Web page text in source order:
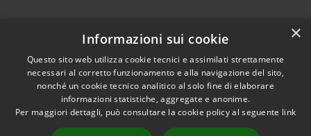
RSS
Accessibilità
Privacy
Cookie
Mappa del sito
Copyright © 2026 • Comune di
Treviglio • Powered by
Municipium•Accesso
redazione
×
Informazioni sui cookie
Questo sito web utilizza cookie tecnici e assimilati strettamente
necessari al corretto funzionamento e alla navigazione del sito,
nonché un cookie tecnico analitico al solo fine di elaborare
informazioni statistiche, aggregate e anonime.
Per maggiori dettagli, può consultare la cookie policy al seguente link